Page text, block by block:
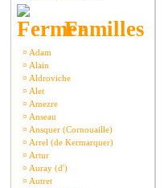
Familles
¤ Adam
¤ Alain
¤ Aldroviche
¤ Alet
¤ Amezre
¤ Anseau
¤ Ansquer (Cornouaille)
¤ Arrel (de Kermarquer)
¤ Artur
¤ Auray (d')
¤ Autret